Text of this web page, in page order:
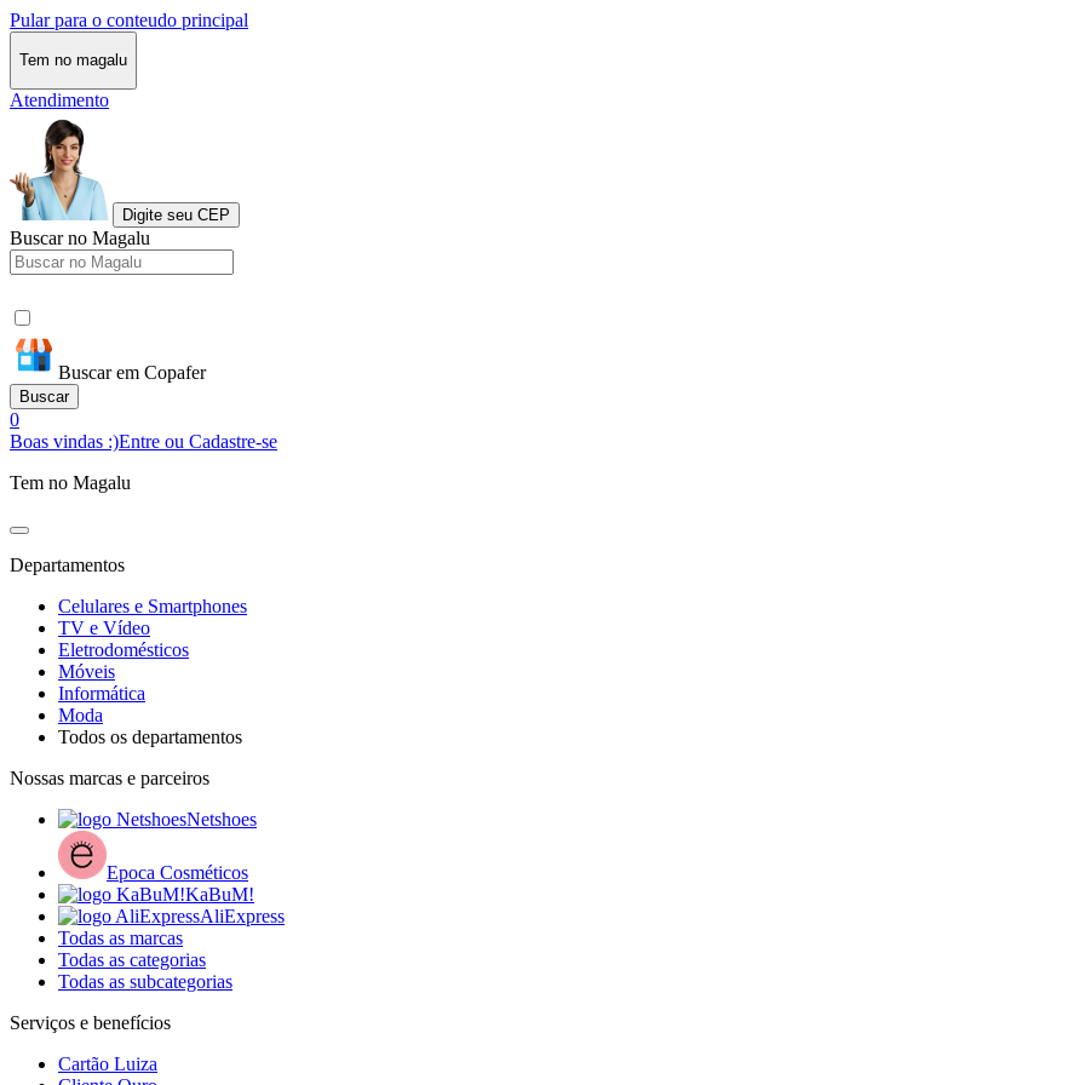
Pular para o conteudo principal
Tem no magalu
Atendimento
Digite seu CEP
Buscar no Magalu
Buscar em Copafer
Buscar
0
Boas vindas :)Entre ou Cadastre-se
Tem no Magalu
Departamentos
Celulares e Smartphones
TV e Vídeo
Eletrodomésticos
Móveis
Informática
Moda
Todos os departamentos
Nossas marcas e parceiros
Netshoes
Epoca Cosméticos
KaBuM!
AliExpress
Todas as marcas
Todas as categorias
Todas as subcategorias
Serviços e benefícios
Cartão Luiza